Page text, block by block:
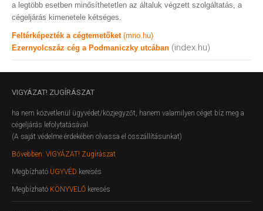
a legtöbb esetben minősíthetetlen az általuk végzett szolgáltatás, a
cégeljárás kimenetele kétséges.
Feltérképezték a cégtemetőket (mno.hu)
Ezernyolcszáz cég a Podmaniczky utcában (index.hu)
VIGYÁZAT! ZUGÍRÁSZAT
ha nem közvetlenül ügyvédet/közjegyzőt, hanem valamilyen céget bíz meg a
cégeljárás lefolytatásával.
(A saját védelme érdekében olvassa el összállításunkat)
Bővebben: VIGYÁZAT! Zugírászat
Megbízható ÜGYVÉD keresés
Megbízható KÖNYVELŐ keresés